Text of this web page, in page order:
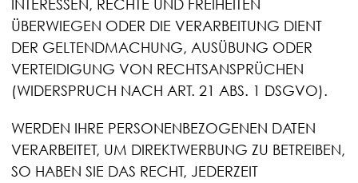
INTERESSEN, RECHTE UND FREIHEITEN
ÜBERWIEGEN ODER DIE VERARBEITUNG DIENT
DER GELTENDMACHUNG, AUSÜBUNG ODER
VERTEIDIGUNG VON RECHTSANSPRÜCHEN
(WIDERSPRUCH NACH ART. 21 ABS. 1 DSGVO).
WERDEN IHRE PERSONENBEZOGENEN DATEN
VERARBEITET, UM DIREKTWERBUNG ZU BETREIBEN,
SO HABEN SIE DAS RECHT, JEDERZEIT